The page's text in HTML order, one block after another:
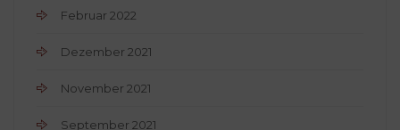
Februar 2022
Dezember 2021
November 2021
September 2021